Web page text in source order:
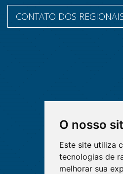
O nosso
Este site utiliza
tecnologias de
melhorar sua
CONTATO DOS